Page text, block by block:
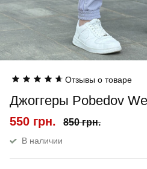
Отзывы о товаре
Джоггеры Pobedov
550 грн. 850 грн.
В наличии